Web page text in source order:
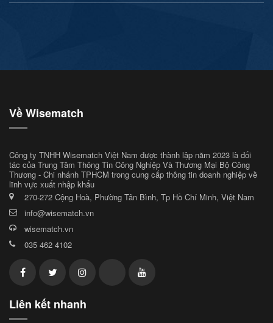
Về Wisematch
Công ty TNHH Wisematch Việt Nam được thành lập năm 2023 là đối
tác của Trung Tâm Thông Tin Công Nghiệp Và Thương Mại Bộ Công
Thương - Chi nhánh TPHCM trong cung cấp thông tin doanh nghiệp về
lĩnh vực xuất nhập khẩu
270-272 Cộng Hoà, Phường Tân Bình, Tp Hồ Chí Minh, Việt Nam
info@wisematch.vn
wisematch.vn
035 462 4102
Liên kết nhanh